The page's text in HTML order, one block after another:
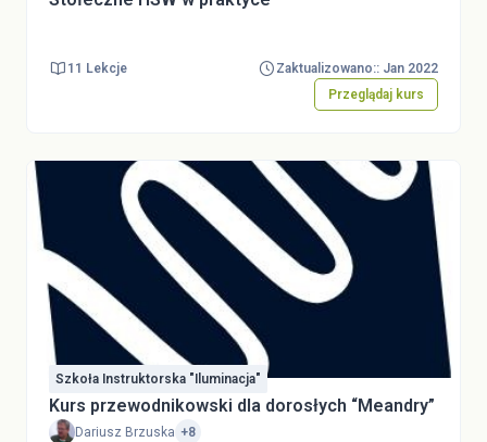
11 Lekcje
Zaktualizowano:: Jan 2022
Przeglądaj kurs
Szkoła Instruktorska "Iluminacja"
Kurs przewodnikowski dla dorosłych “Meandry”
Dariusz Brzuska +8